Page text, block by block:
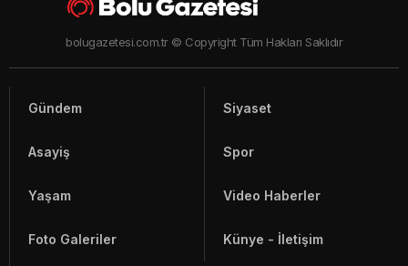
bolugazetesi.com.tr © Copyright Tüm Hakları Saklıdır
Gündem Siyaset
Asayiş Spor
Yaşam Video Haberler
Foto Galeriler Künye - İletişim